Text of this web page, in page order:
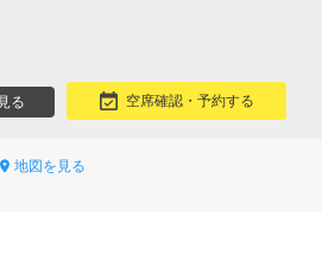
る 空席確認・予約する
地図を見る